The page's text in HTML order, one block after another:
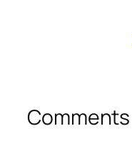
Comments